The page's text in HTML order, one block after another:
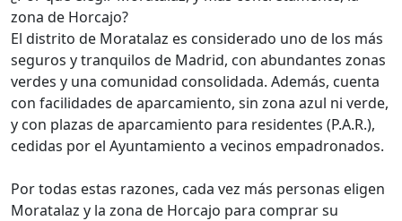
zona de Horcajo?
El distrito de Moratalaz es considerado uno de los más
seguros y tranquilos de Madrid, con abundantes zonas
verdes y una comunidad consolidada. Además, cuenta
con facilidades de aparcamiento, sin zona azul ni verde,
y con plazas de aparcamiento para residentes (P.A.R.),
cedidas por el Ayuntamiento a vecinos empadronados.
Por todas estas razones, cada vez más personas eligen
Moratalaz y la zona de Horcajo para comprar su